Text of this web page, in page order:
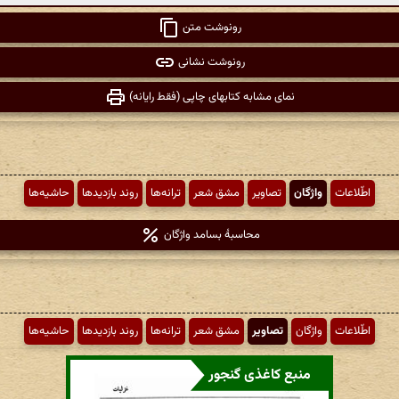
رونوشت متن
رونوشت نشانی
نمای مشابه کتابهای چاپی (فقط رایانه)
اطّلاعات واژگان تصاویر مشق شعر ترانه‌ها روند بازدیدها حاشیه‌ها
محاسبهٔ بسامد واژگان
اطّلاعات واژگان تصاویر مشق شعر ترانه‌ها روند بازدیدها حاشیه‌ها
منبع کاغذی گنجور